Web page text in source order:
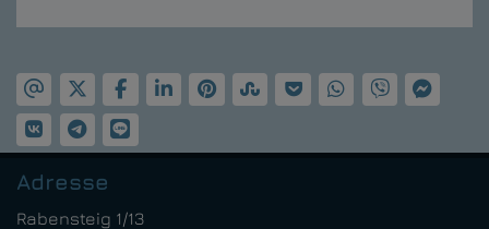
Adresse
Rabensteig 1/13